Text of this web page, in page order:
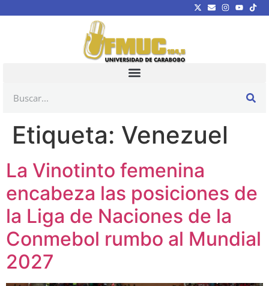
Etiqueta: Venezuel
La Vinotinto femenina
encabeza las posiciones de
la Liga de Naciones de la
Conmebol rumbo al Mundial
2027